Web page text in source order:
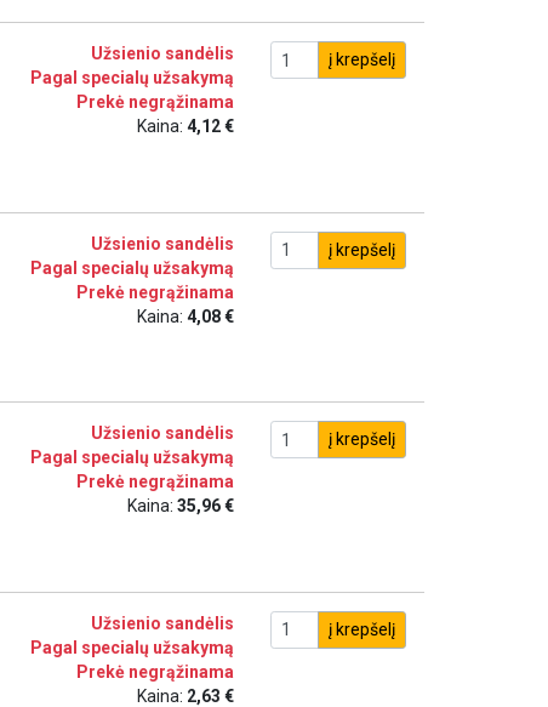
Užsienio sandėlis
Pagal specialų užsakymą
Prekė negrąžinama
Kaina: 4,12 €
į krepšelį
Užsienio sandėlis
Pagal specialų užsakymą
Prekė negrąžinama
Kaina: 4,08 €
į krepšelį
Užsienio sandėlis
Pagal specialų užsakymą
Prekė negrąžinama
Kaina: 35,96 €
į krepšelį
Užsienio sandėlis
Pagal specialų užsakymą
Prekė negrąžinama
Kaina: 2,63 €
į krepšelį